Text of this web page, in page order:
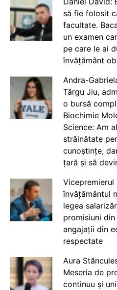
să fie folosit
facultate.
un examen
pe care le ai
învățământ
Andra-
Târgu Jiu,
o bursă
Biochimie
Science: Am
străinătate
cunoștințe,
țară și să
Vicepremierul
învățământul
legea
promisiuni
angajații din
respectate
Aura
Meseria de
continuu și